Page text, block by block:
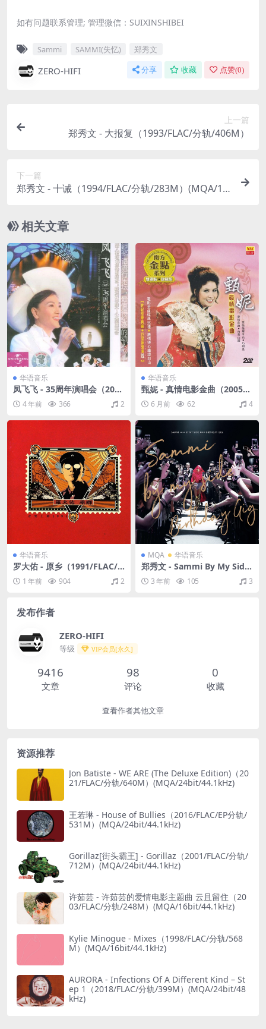
如有问题联系管理; 管理微信：SUIXINSHIBEI
Sammi SAMMI(失忆) 郑秀文
ZERO-HIFI 分享 收藏 点赞(0)
上一篇
郑秀文 - 大报复（1993/FLAC/分轨/406M）
下一篇
郑秀文 - 十诫（1994/FLAC/分轨/283M）(MQA/16
相关文章
华语音乐
凤飞飞 - 35周年演唱会（200
4/WAV/分轨/942M)
4 年前 366 2
华语音乐
甄妮 - 真情电影金曲（2005/F
LAC/分轨/719M）
6 月前 62 4
华语音乐
罗大佑 - 原乡（1991/FLAC/
分轨/282M）
1 年前 904 2
MQA 华语音乐
郑秀文 - Sammi By My Side
Birthday Gig (Live)（2018/F
LAC/分轨/585M）(MQA/16b
3 年前 105 3
发布作者
ZERO-HIFI
等级 VIP会员[永久]
9416
文章
98
评论
0
收藏
查看作者其他文章
资源推荐
Jon Batiste - WE ARE (The Deluxe Edition)（20
21/FLAC/分轨/640M）(MQA/24bit/44.1kHz)
王若琳 - House of Bullies（2016/FLAC/EP分轨/
531M）(MQA/24bit/44.1kHz)
Gorillaz[街头霸王] - Gorillaz（2001/FLAC/分轨/
712M）(MQA/24bit/44.1kHz)
许茹芸 - 许茹芸的爱情电影主题曲 云且留住（20
03/FLAC/分轨/248M）(MQA/16bit/44.1kHz)
Kylie Minogue - Mixes（1998/FLAC/分轨/568
M）(MQA/16bit/44.1kHz)
AURORA - Infections Of A Different Kind – St
ep 1（2018/FLAC/分轨/399M）(MQA/24bit/48
kHz)